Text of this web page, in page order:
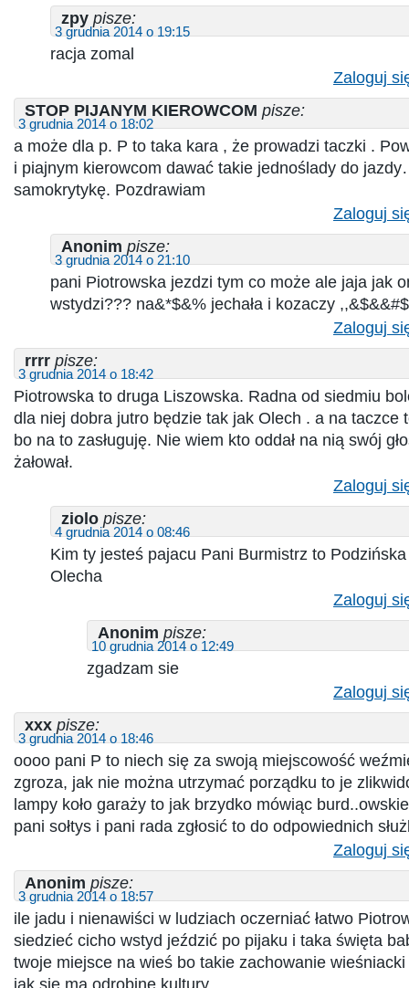
zpy pisze:
3 grudnia 2014 o 19:15
racja zomal
Zaloguj
STOP PIJANYM KIEROWCOM pisze:
3 grudnia 2014 o 18:02
a może dla p. P to taka kara , że prowadzi taczki .
i piajnym kierowcom dawać takie jednoślady do
samokrytykę. Pozdrawiam
Zaloguj
Anonim pisze:
3 grudnia 2014 o 21:10
pani Piotrowska jezdzi tym co może ale jaja jak
wstydzi??? na&*$&% jechała i kozaczy
Zaloguj
rrrr pisze:
3 grudnia 2014 o 18:42
Piotrowska to druga Liszowska. Radna od siedmiu
dla niej dobra jutro będzie tak jak Olech . a na taczce
bo na to zasługuję. Nie wiem kto oddał na nią swój
żałował.
Zaloguj
ziolo pisze:
4 grudnia 2014 o 08:46
Kim ty jesteś pajacu Pani Burmistrz to
Olecha
Zaloguj
Anonim pisze:
10 grudnia 2014 o 12:49
zgadzam sie
Zaloguj
xxx pisze:
3 grudnia 2014 o 18:46
oooo pani P to niech się za swoją miejscowość
zgroza, jak nie można utrzymać porządku to je
lampy koło garaży to jak brzydko mówiąc
pani sołtys i pani rada zgłosić to do odpowiednich
Zaloguj
Anonim pisze:
3 grudnia 2014 o 18:57
ile jadu i nienawiści w ludziach oczerniać łatwo
siedzieć cicho wstyd jeździć po pijaku i taka święta
twoje miejsce na wieś bo takie zachowanie
jak się ma odrobinę kultury